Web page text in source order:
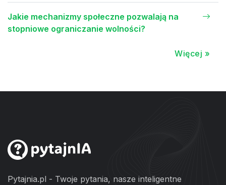
Jakie mechanizmy społeczne pozwalają na
stopniowe ograniczanie wolności?
Więcej »
Pytajnia.pl - Twoje pytania, nasze inteligentne